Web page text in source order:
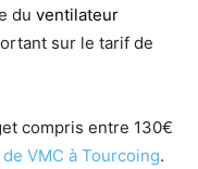
du ventilateur
sur le tarif de
compris entre 130€
VMC à Tourcoing.